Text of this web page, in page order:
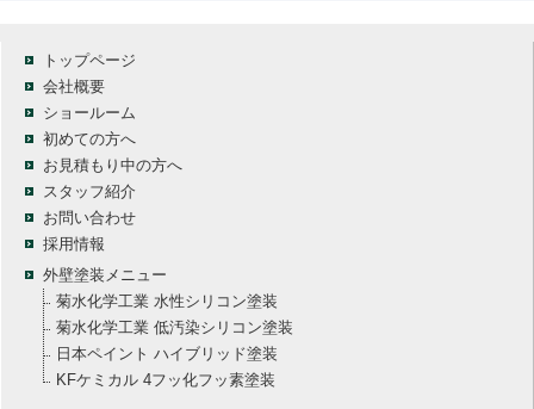
トップページ
会社概要
ショールーム
初めての方へ
お見積もり中の方へ
スタッフ紹介
お問い合わせ
採用情報
外壁塗装メニュー
菊水化学工業 水性シリコン塗装
菊水化学工業 低汚染シリコン塗装
日本ペイント ハイブリッド塗装
KFケミカル 4フッ化フッ素塗装